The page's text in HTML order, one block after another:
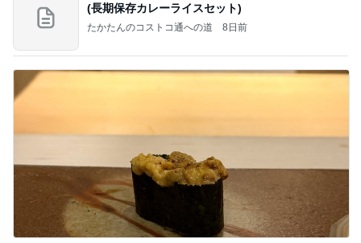
(長期保存カレーライスセット)
たかたんのコストコ通への道 8日前